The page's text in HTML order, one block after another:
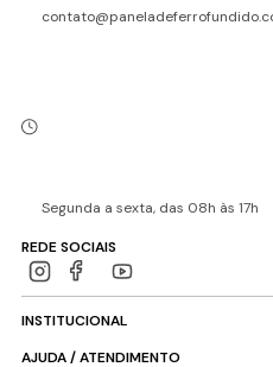
Segunda a sexta, das 08h às 17h
REDE SOCIAIS
INSTITUCIONAL
AJUDA / ATENDIMENTO